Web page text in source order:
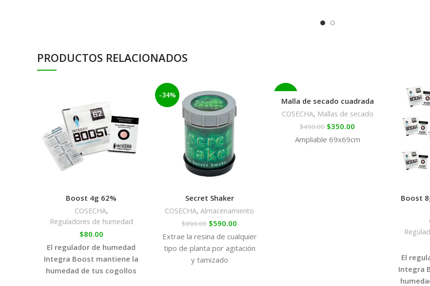
aunque sea varios meses
PRODUCTOS RELACIONADOS
Boost 4g 62%
COSECHA,
Reguladores de humedad
$80.00
El regulador de humedad
Integra Boost mantiene la
humedad de tus cogollos
-34%
Secret Shaker
COSECHA,Almacenamiento
$890.00 $590.00
Extrae la resina de cualquier
tipo de planta por agitación
y tamizado
Malla de secado cuadrada
COSECHA, Mallas de secado
$490.00 $350.00
Ampliable 69x69cm
Boost
El
Integra